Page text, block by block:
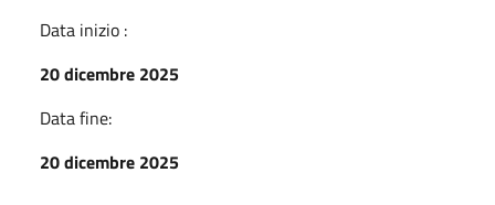
Data inizio :
20 dicembre 2025
Data fine:
20 dicembre 2025